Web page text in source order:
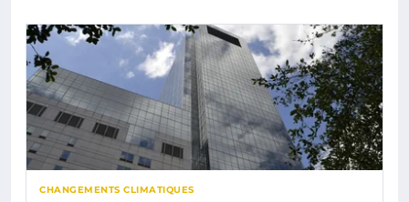
CHANGEMENTS CLIMATIQUES